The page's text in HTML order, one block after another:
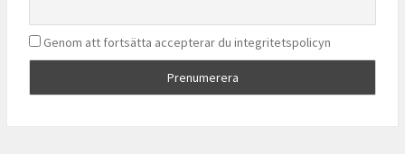
Genom att fortsätta accepterar du integritetspolicyn